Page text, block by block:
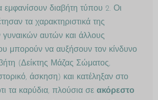
εμφανίσουν διαβήτη τύπου 2. Οι
τα χαρακτηριστικά της
γυναικών αυτών και άλλους
μπορούν να αυξήσουν τον κίνδυνο
(Δείκτης Μάζας Σώματος,
άσκηση) και κατέληξαν στο
τα καρύδια, πλούσια σε ακόρεστο